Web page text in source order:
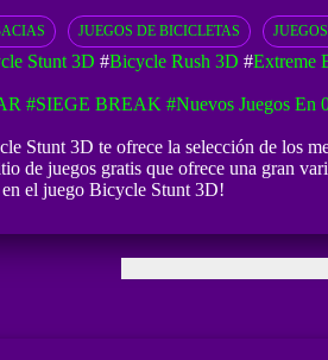
JUEGOS DE BICICLETAS
Stunt 3D #Bicycle Rush 3D #Extreme
#SIEGE BREAK #Nuevos Juegos En
Stunt 3D te ofrece la selección de los
de juegos gratis que ofrece una gran
el juego Bicycle Stunt 3D!